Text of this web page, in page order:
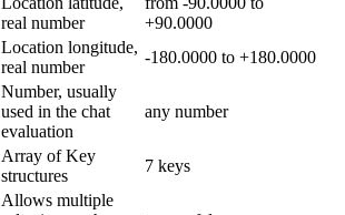
real number
+90.0000
Location longitude,
real number
-180.0000 to +180.0000
Number, usually
used in the chat
evaluation
any number
Array of Key
structures
7 keys
Allows multiple